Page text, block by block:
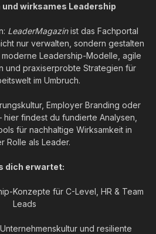
wirksames Leadership
LeaderMagazinist das Fachportal
nur verwalten, sondern gestalten
moderne Leadership-Modelle, agile
und praxiserprobte Strategien für
im Umbruch.
Employer Branding oder
hier findest du fundierte Analysen,
für nachhaltige Wirksamkeit in
Rolle als Leader.
dich erwartet:
Konzepte für C-Level, HR & Team
Leads
und resiliente